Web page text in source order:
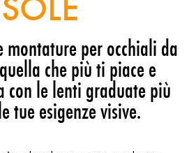
montature per occhiali da
che più ti piace e
con le lenti graduate più
tue esigenze visive.